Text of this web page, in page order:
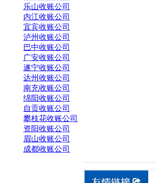
乐山收账公司
内江收账公司
宜宾收账公司
泸州收账公司
巴中收账公司
广安收账公司
遂宁收账公司
达州收账公司
南充收账公司
绵阳收账公司
自贡收账公司
攀枝花收账公司
资阳收账公司
眉山收账公司
成都收账公司